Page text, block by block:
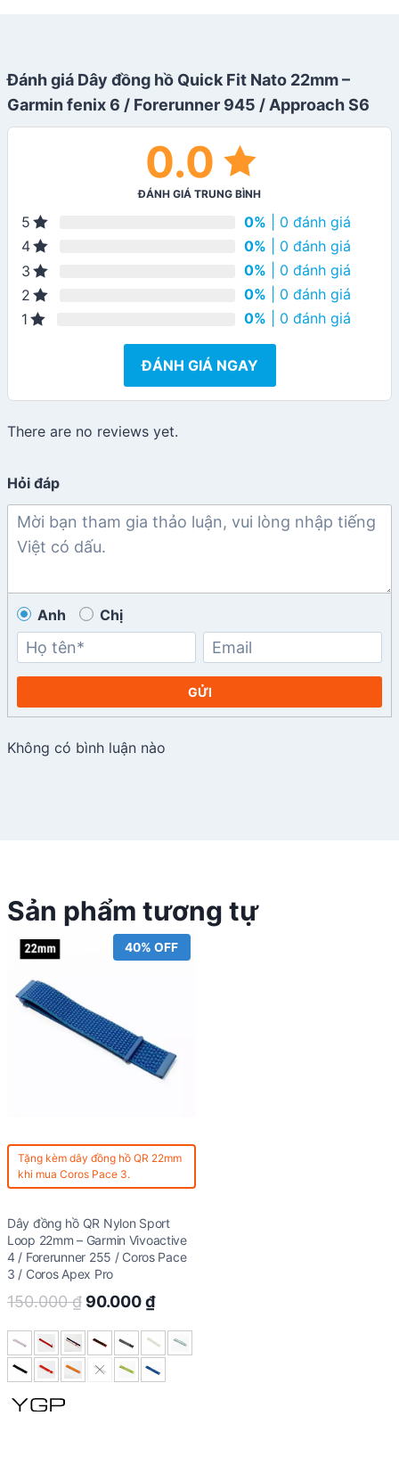
Đánh giá Dây đồng hồ Quick Fit Nato 22mm –
Garmin fenix 6 / Forerunner 945 / Approach S6
0.0
ĐÁNH GIÁ TRUNG BÌNH
5 0% | 0 đánh giá
4
0% | 0 đánh giá
3
0% | 0 đánh giá
2
0% | 0 đánh giá
1
0% | 0 đánh giá
ĐÁNH GIÁ NGAY
There are no reviews yet.
Hỏi đáp
Anh Chị
GỬI
Không có bình luận nào
Sản phẩm tương tự
40% OFF
Tặng kèm dây đồng hồ QR 22mm
khi mua Coros Pace 3.
Dây đồng hồ QR Nylon Sport
Loop 22mm – Garmin Vivoactive
4 / Forerunner 255 / Coros Pace
3 / Coros Apex Pro
150.000₫ Original
was:
150.000 ₫.
90.000₫Current
is:
90.000 ₫.